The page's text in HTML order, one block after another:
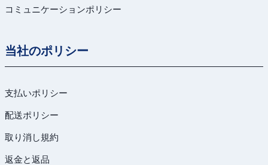
コミュニケーションポリシー
当社のポリシー
支払いポリシー
配送ポリシー
取り消し規約
返金と返品